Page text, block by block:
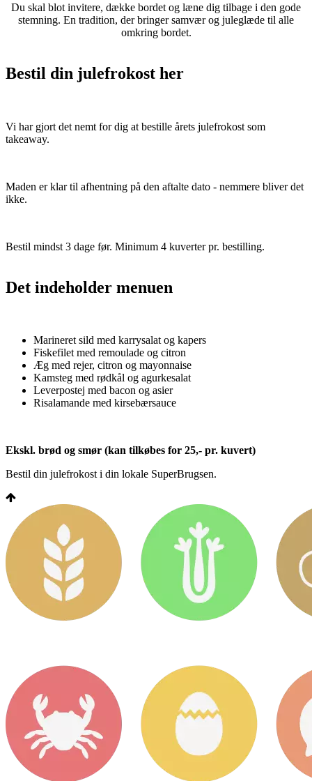
Du skal blot invitere, dække bordet og læne dig tilbage i den gode
stemning. En tradition, der bringer samvær og juleglæde til alle
omkring bordet.
Bestil din julefrokost her
Vi har gjort det nemt for dig at bestille årets julefrokost som
takeaway.
Maden er klar til afhentning på den aftalte dato - nemmere bliver det
ikke.
Bestil mindst 3 dage før. Minimum 4 kuverter pr. bestilling.
Det indeholder menuen
Marineret sild med karrysalat og kapers
Fiskefilet med remoulade og citron
Æg med rejer, citron og mayonnaise
Kamsteg med rødkål og agurkesalat
Leverpostej med bacon og asier
Risalamande med kirsebærsauce
Ekskl. brød og smør (kan tilkøbes for 25,- pr. kuvert)
Bestil din julefrokost i din lokale SuperBrugsen.